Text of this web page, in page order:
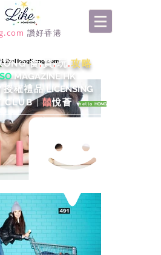
讚好香港
|食.買.玩 .攻略
MAGAZINE HK
授權禮品 LICENSING
CLUB|囍悅薈 hello HONG